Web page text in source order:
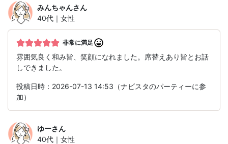
みんちゃんさん
40代｜女性
非常に満足
雰囲気良く和み皆、笑顔になれました。席替えあり皆とお話
しできました。
投稿日時：2026-07-13 14:53（ナビスタのパーティーに参
加）
ゆーさん
40代｜女性